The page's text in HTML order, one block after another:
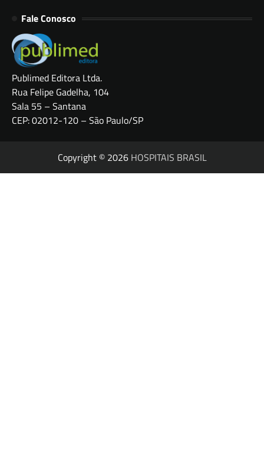
Fale Conosco
Publimed Editora Ltda.
Rua Felipe Gadelha, 104
Sala 55 – Santana
CEP: 02012-120 – São Paulo/SP
Copyright © 2026 HOSPITAIS BRASIL